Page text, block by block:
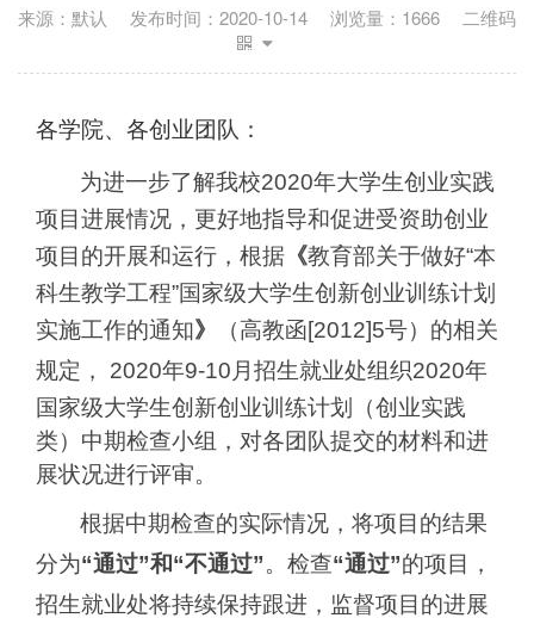
来源： 默认 发布时间： 2020-10-14 浏览量： 1666 二维码
各学院、各创业团队：
为进一步了解我校2020年大学生创业实践
项目进展情况，更好地指导和促进受资助创业
项目的开展和运行，根据 《教育部关于做好“本
科生教学工程”国家级大学生创新创业训练计划
实施工作的通知》 （高教函[2012]5号）的相关
规定， 2020年9-10月 招生就业处组织2020年
国家级大学生创新创业训练计划（创业实践
类）中期检查小组，对各团队提交的材料和进
展状况进行评审。
根据中期检查的实际情况，将项目的结果
分为“通过”和“不通过”。检查“通过”的项目，
招生就业处将持续保持跟进，监督项目的进展